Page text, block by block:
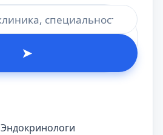
➤
Эндокринологи